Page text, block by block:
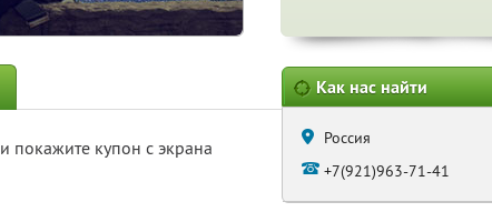
и покажите купон с экрана
Как нас найти
Россия
+7(921)963-71-41